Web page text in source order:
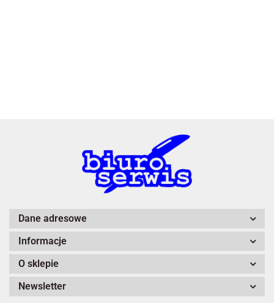
A4 Tech
Dane adresowe
Informacje
O sklepie
Newsletter